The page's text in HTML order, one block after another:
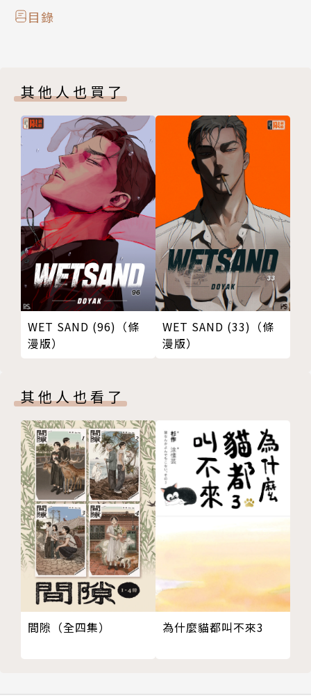
目錄
其他人也買了
WET SAND (96)（條
漫版）
WET SAND (33)（條
漫版）
其他人也看了
間隙（全四集） 為什麼貓都叫不來3